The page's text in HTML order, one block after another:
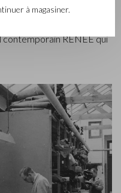
allie la qualité et le
contemporain RENEE qui
à magasiner.